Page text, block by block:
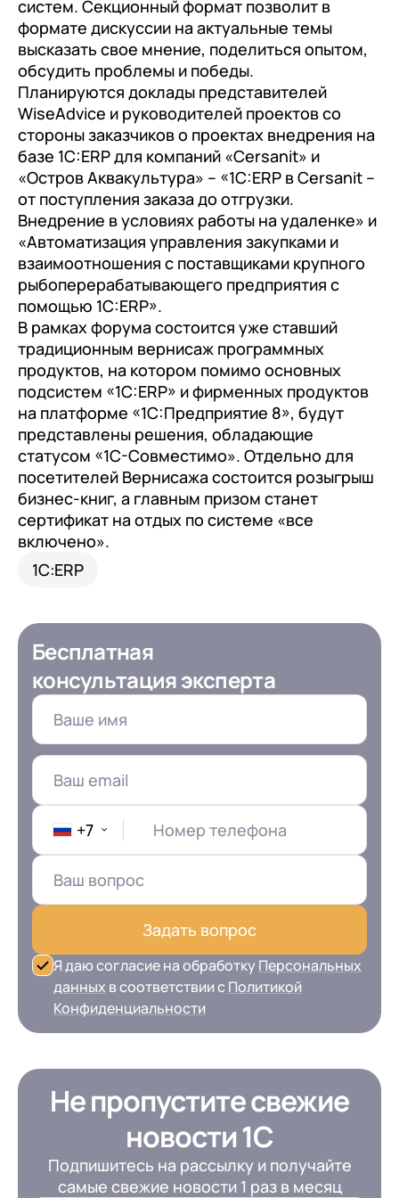
систем. Секционный формат позволит в
формате дискуссии на актуальные темы
высказать свое мнение, поделиться опытом,
обсудить проблемы и победы.
Планируются доклады представителей
WiseAdvice и руководителей проектов со
стороны заказчиков о проектах внедрения на
базе 1С:ERP для компаний «Cersanit» и
«Остров Аквакультура» – «1С:ERP в Cersanit –
от поступления заказа до отгрузки.
Внедрение в условиях работы на удаленке» и
«Автоматизация управления закупками и
взаимоотношения с поставщиками крупного
рыбоперерабатывающего предприятия с
помощью 1С:ERP».
В рамках форума состоится уже ставший
традиционным вернисаж программных
продуктов, на котором помимо основных
подсистем «1С:ERP» и фирменных продуктов
на платформе «1С:Предприятие 8», будут
представлены решения, обладающие
статусом «1С-Совместимо». Отдельно для
посетителей Вернисажа состоится розыгрыш
бизнес-книг, а главным призом станет
сертификат на отдых по системе «все
включено».
1С:ERP
Бесплатная
консультация эксперта
+7 Номер телефона
Задать вопрос
Я даю согласие на обработку Персональных
данных в соответствии сПолитикой
Конфиденциальности
Не пропустите свежие
новости 1С
Подпишитесь на рассылку и получайте
самые свежие новости 1 раз в месяц
Переход с Terrasoft CRM на 1С:CRM или
1С-Битрикс 24
документооборот (КЭДО)
1С:Кабинет сотрудника
Внутренний документооборот (СЭД)
1С:Документооборот 8
Управление финансами (FRP)
1С:Управление холдингом
WA:Финансист
Отраслевые решения
Легкая логистика
Бизнес-аналитика (BI)
1С:Аналитика
Управление взаимоотношениями с
клиентами (CRM)
1С:CRM
Лицензии 1С
Сервисы 1С
1С-ЭДО
1С:Контрагент
Прочие отрасли
Контакты
Релокация
Грейды
Истории успеха
Отзывы сотрудников